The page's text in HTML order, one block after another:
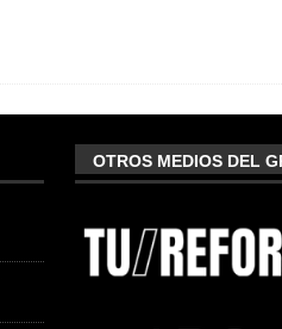
OTROS MEDIOS DEL